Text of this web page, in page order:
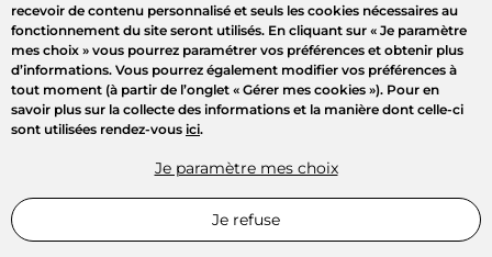
recevoir de contenu personnalisé et seuls les cookies nécessaires au
fonctionnement du site seront utilisés. En cliquant sur « Je paramètre
mes choix » vous pourrez paramétrer vos préférences et obtenir plus
d’informations. Vous pourrez également modifier vos préférences à
tout moment (à partir de l’onglet « Gérer mes cookies »). Pour en
savoir plus sur la collecte des informations et la manière dont celle-ci
sont utilisées rendez-vous ici.
Je paramètre mes choix
Je refuse